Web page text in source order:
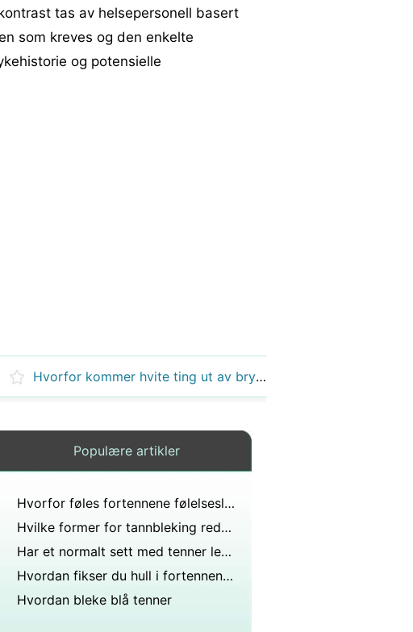
tas av helsepersonell basert
som kreves og den enkelte
og potensielle
Hvorfor kommer hvite ting ut av brystvortene dine?
Populære artikler
Hvorfor føles fortennene følelsesløse?
Hvilke former for tannbleking reduserer også følsomheten for temperatur?
Har et normalt sett med tenner lett overbitt?
Hvordan fikser du hull i fortennene mine?
Hvordan bleke blå tenner